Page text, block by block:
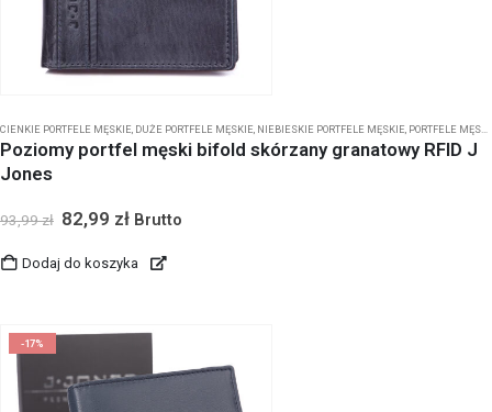
CIENKIE PORTFELE MĘSKIE DUŻE PORTFELE MĘSKIE NIEBIESKIE PORTFELE MĘSKIE PORTFELE MĘSKIE BEZ ZAPIĘCIA
Poziomy portfel męski bifold skórzany granatowy RFID J
Jones
93,99zł 82,99 zł Brutto
Dodaj do koszyka
-17%